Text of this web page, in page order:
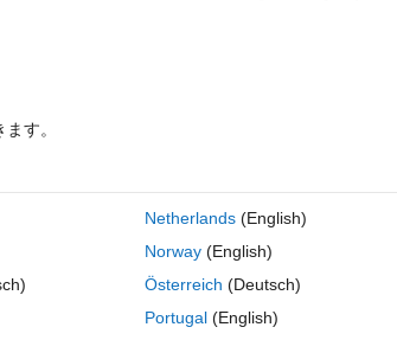
0 投票
annotations in xml file with Metatag markup as
す。
Netherlands(English)
Norway(English)
Österreich (Deutsch)
Portugal(English)